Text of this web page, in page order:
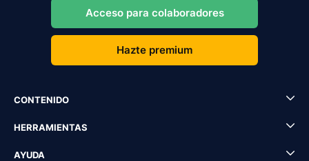
Acceso para colaboradores
Hazte premium
CONTENIDO
HERRAMIENTAS
AYUDA